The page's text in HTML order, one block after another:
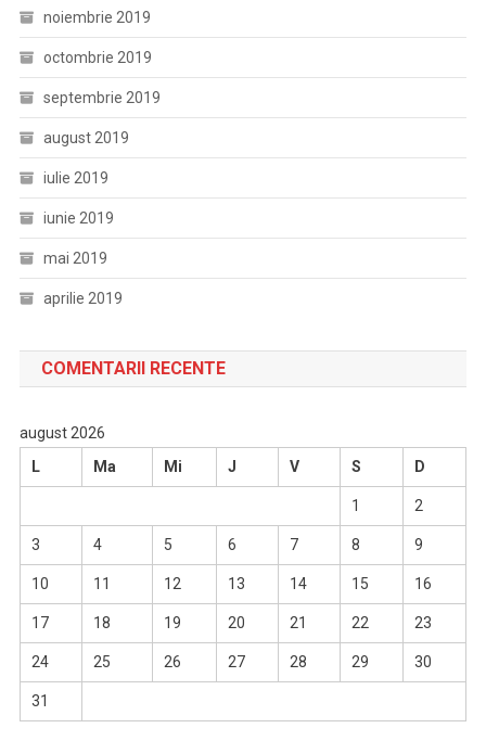
noiembrie 2019
octombrie 2019
septembrie 2019
august 2019
iulie 2019
iunie 2019
mai 2019
aprilie 2019
COMENTARII RECENTE
august 2026
L
Ma Mi J V S D
1 2
3 4 5 6 7 8 9
10 11 12 13 14 15 16
17 18 19 20 21 22 23
24 25 26 27 28 29 30
31